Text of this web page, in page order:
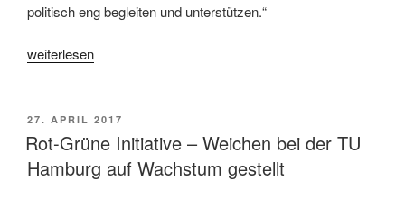
politisch eng begleiten und unterstützen.“
„Rot-
–
Nachhaltiger
Wachstumskurs
für
weiterlesen
VERÖFFENTLICHT
AM
27. APRIL 2017
Rot-Grüne Initiative – Weichen bei der TU
Hamburg auf Wachstum gestellt